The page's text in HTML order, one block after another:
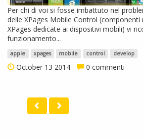
Per chi di voi si fosse imbattuto nel
delle XPages Mobile Control (componenti
XPages dedicate ai dispositivi mobili) vi
funzionamento...
apple xpages mobile control develop
October 13 2014 0 commenti